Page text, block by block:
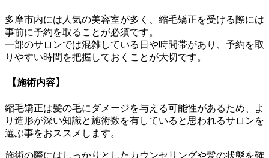
多摩市内には人気の美容室が多く、 縮毛矯正を受ける際には
事前に予約を取ることが必須です。
一部のサロンでは混雑している日や時間帯があり、 予約を取
りやすい時間を把握しておくことが大切です。
【施術内容】
縮毛矯正は髪の毛にダメージを与える可能性があるため、
よ
り造形が深い知識と施術数を有していると思われるサロンを
選ぶ事をおススメします。
施術の際にはしっかりとしたカウンセリングや髪の状態を確